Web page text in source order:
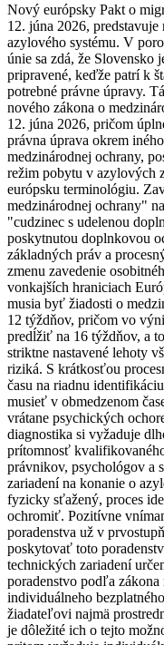
Nový európsky Pakt o
12. júna 2026,
azylového systému. V
únie sa zdá, že Slovensko
pripravené, keďže patrí k
potrebné právne úpravy.
nového zákona o
12. júna 2026, pričom
právna úprava okrem
medzinárodnej ochrany,
režim pobytu v azylových
európsku terminológiu.
medzinárodnej ochrany"
"cudzinec s udelenou
poskytnutou doplnkovou
základných práv a
zmenu zavedenie
vonkajších hraniciach
musia byť žiadosti o
12 týždňov, pričom vo
predĺžiť na 16 týždňov, a
striktne nastavené lehoty
riziká. S krátkosťou
času na riadnu
musieť v obmedzenom
vrátane psychických
diagnostika si vyžaduje
prítomnosť
právnikov, psychológov a
zariadení na konanie o
fyzicky sťažený, proces
ochromiť. Pozitívne
poradenstva už v
poskytovať toto
technických zariadení
poradenstvo podľa
individuálneho
žiadateľovi najmä
je dôležité ich o tejto